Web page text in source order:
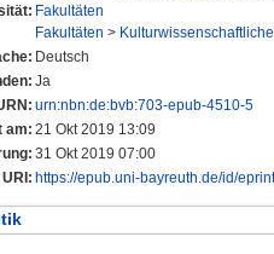
Fakultäten
Fakultäten >
Deutsch
Ja
urn:nbn:de:bvb:703-epub-4510-5
am: 21 Okt 2019 13:09
31 Okt 2019 07:00
URI: https://epub.uni-bayreuth.de/id/